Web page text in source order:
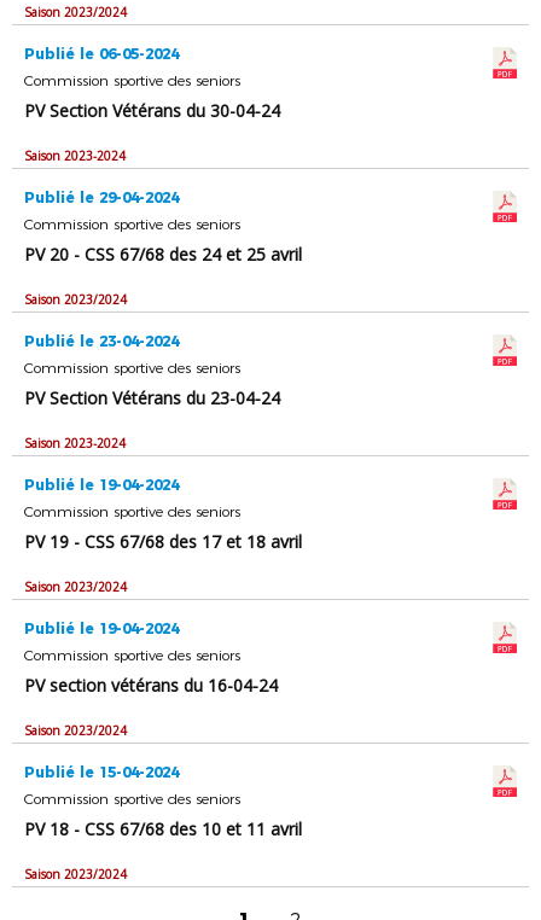
Saison 2023/2024
Publié le 06-05-2024
Commission sportive des seniors
PV Section Vétérans du 30-04-24
Saison 2023-2024
Publié le 29-04-2024
Commission sportive des seniors
PV 20 - CSS 67/68 des 24 et 25 avril
Saison 2023/2024
Publié le 23-04-2024
Commission sportive des seniors
PV Section Vétérans du 23-04-24
Saison 2023-2024
Publié le 19-04-2024
Commission sportive des seniors
PV 19 - CSS 67/68 des 17 et 18 avril
Saison 2023/2024
Publié le 19-04-2024
Commission sportive des seniors
PV section vétérans du 16-04-24
Saison 2023/2024
Publié le 15-04-2024
Commission sportive des seniors
PV 18 - CSS 67/68 des 10 et 11 avril
Saison 2023/2024